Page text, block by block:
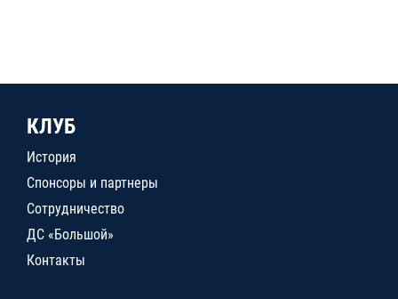
КЛУБ
История
Спонсоры и партнеры
Сотрудничество
ДС «Большой»
Контакты